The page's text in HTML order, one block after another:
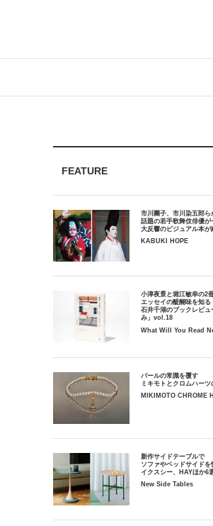
FEATURE
市川團子、市川染五郎ら
話題の若手歌舞伎俳優が
大反響のビジュアル本が
KABUKI HOPE
小津夜景と堀江敏幸の2
エッセイの醍醐味を知る
石井千湖のブックレビュ
み」vol.18
What Will You Read
パールの常識を覆す
ミキモトとクロムハーツ
MIKIMOTO CHROME
新作サイドテーブルで
ソファやベッドサイドを
イクスシー、HAYほか6
New Side Tables